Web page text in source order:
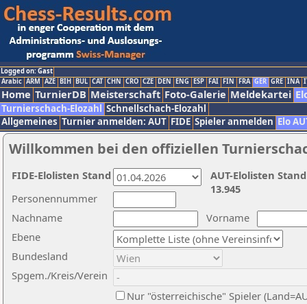
Logged on: Gast
Arabic ARM AZE BIH BUL CAT CHN CRO CZE DEN ENG ESP FAI FIN FRA GER GRE INA
Home TurnierDB Meisterschaft Foto-Galerie Meldekartei
Turnierschach-Elozahl Schnellschach-Elozahl
Allgemeines Turnier anmelden: AUT FIDE Spieler anmelden Elo
Willkommen bei den offiziellen
Nachname
Vorname
Ebene
Personennummer
Bundesland
Spgem./Kreis/Verein
Nur "österreichische" Spieler
AUT-Elolisten
13.945
FIDE-Elolisten Stand